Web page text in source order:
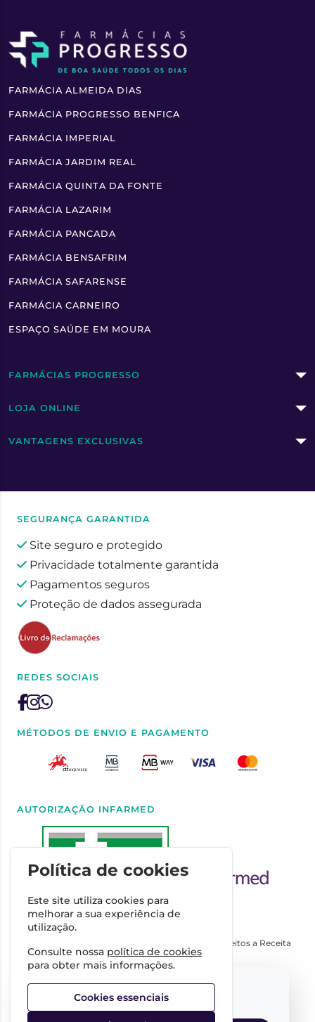
Select your language:
FARMÁCIA ALMEIDA DIAS
FARMÁCIA PROGRESSO BENFICA
FARMÁCIA IMPERIAL
FARMÁCIA JARDIM REAL
FARMÁCIA QUINTA DA FONTE
FARMÁCIA LAZARIM
FARMÁCIA PANCADA
FARMÁCIA BENSAFRIM
FARMÁCIA SAFARENSE
FARMÁCIA CARNEIRO
ESPAÇO SAÚDE EM MOURA
FARMÁCIAS PROGRESSO
LOJA ONLINE
VANTAGENS EXCLUSIVAS
SEGURANÇA GARANTIDA
Site seguro e protegido
Privacidade totalmente garantida
Pagamentos seguros
Proteção de dados assegurada
REDES SOCIAIS
MÉTODOS DE ENVIO E PAGAMENTO
AUTORIZAÇÃO INFARMED
Autorizado a Disponibilizar Medicamentos Não Sujeitos a Receita
Médica através da Internet pelo Infarmed. I.P.
Dra. Cátia Costa
FARMÁCIA IMPERIAL, Complexo Farmacêutico da Guerra
Junqueiro, S.A.
Política de cookies
Este site utiliza cookies para
melhorar a sua experiência de
utilização.
Consulte nossa política de cookies
para obter mais informações.
Cookies essenciais